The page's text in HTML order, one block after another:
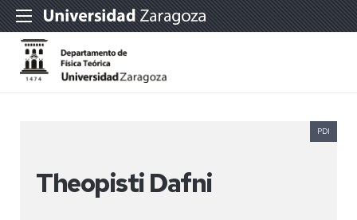
Theopisti Dafni
PDI